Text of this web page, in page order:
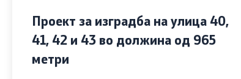
Проект за изградба на улица 40,
41, 42 и 43 во должина од 965
метри